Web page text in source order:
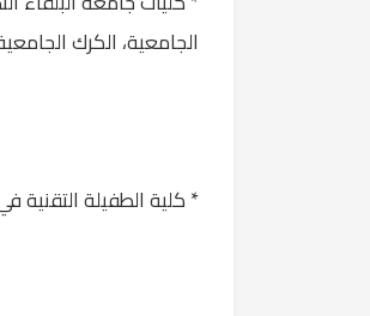
الجامعية، الكرك
* كلية الطفيلة التقنية